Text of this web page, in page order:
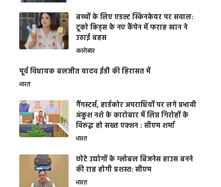
बच्चों के लिए एडल्ट स्किनकेयर पर सवाल:
टूको किड्स के नए कैंपेन में फराह खान ने
उठाई बहस
कारोबार
पूर्व विधायक बलजीत यादव ईडी की हिरासत में
भारत
गैंगस्टर्स, हार्डकोर अपराधियों पर लगे प्रभावी
अंकुश नशे के कारोबार में लिप्त गिरोहों के
विरूद्ध हो सख्त एक्शन : सीएम शर्मा
भारत
छोटे उद्योगों के ग्लोबल बिजनेस हाउस बनने
की राह होगी प्रशस्त: सीएम
भारत